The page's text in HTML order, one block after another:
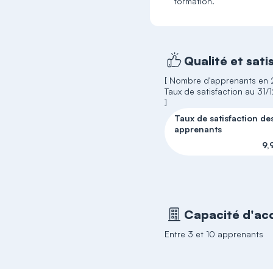
Qualité et
[ Nombre d'apprenants
Taux de satisfaction au
]
Taux de satisfaction
apprenants
Capacité
Entre 3 et 10 apprenants